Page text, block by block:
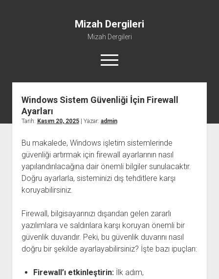
Mizah Dergileri
Mizah Dergileri
menüyü
aç
Windows Sistem Güvenliği İçin Firewall
Ayarları
Tarih: Kasım 20, 2025| Yazar: admin
Bu makalede, Windows işletim sistemlerinde
güvenliği artırmak için firewall ayarlarının nasıl
yapılandırılacağına dair önemli bilgiler sunulacaktır.
Doğru ayarlarla, sisteminizi dış tehditlere karşı
koruyabilirsiniz.
Firewall, bilgisayarınızı dışarıdan gelen zararlı
yazılımlara ve saldırılara karşı koruyan önemli bir
güvenlik duvarıdır. Peki, bu güvenlik duvarını nasıl
doğru bir şekilde ayarlayabilirsiniz? İşte bazı ipuçları:
Firewall’ı etkinleştirin:İlk adım,